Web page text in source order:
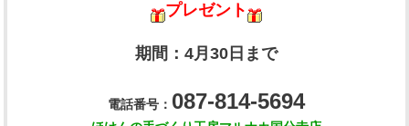
プレゼント
期間：4月30日まで
電話番号： 087-814-5694